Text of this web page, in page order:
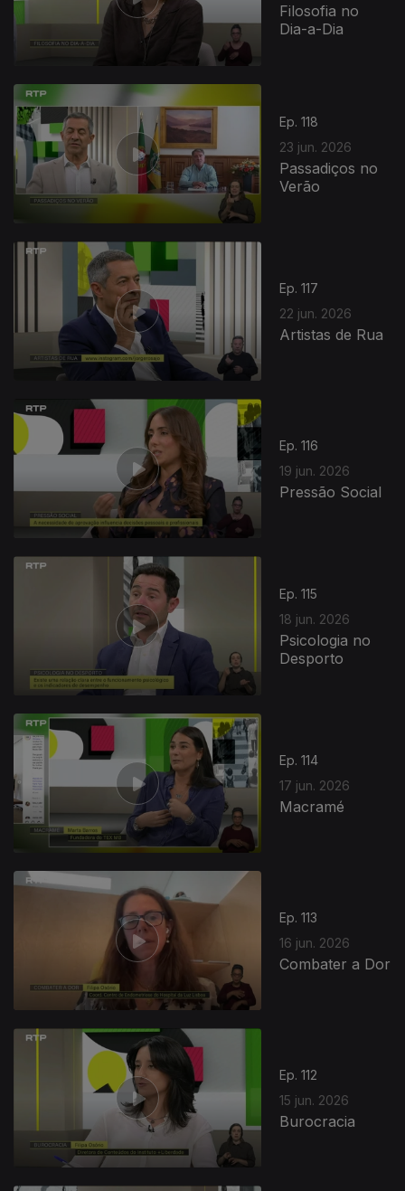
Filosofia no
Dia-a-Dia
Ep. 118
23 jun. 2026
Passadiços no
Verão
Ep. 117
22 jun. 2026
Artistas de Rua
Ep. 116
19 jun. 2026
Pressão Social
Ep. 115
18 jun. 2026
Psicologia no
Desporto
Ep. 114
17 jun. 2026
Macramé
Ep. 113
16 jun. 2026
Combater a Dor
Ep. 112
15 jun. 2026
Burocracia